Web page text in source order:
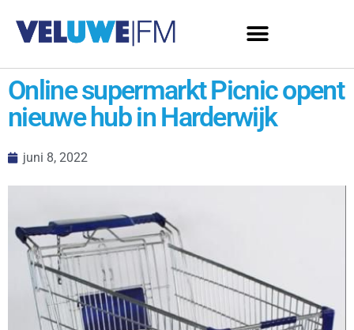
Online supermarkt Picnic opent
nieuwe hub in Harderwijk
juni 8, 2022